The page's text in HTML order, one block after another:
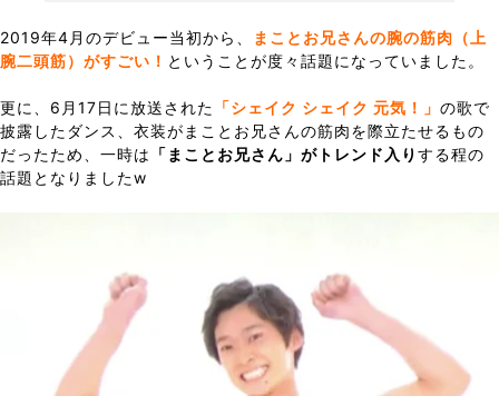
2019年4月のデビュー当初から、
まことお兄さんの腕の筋肉（上
腕二頭筋）がすごい！ ということが度々話題になっていました。
更に、6月17日に放送された 「シェイク シェイク 元気！」 の歌で
披露したダンス、衣装がまことお兄さんの筋肉を際立たせるもの
だったため、一時は 「まことお兄さん」がトレンド入り する程の
話題となりましたw